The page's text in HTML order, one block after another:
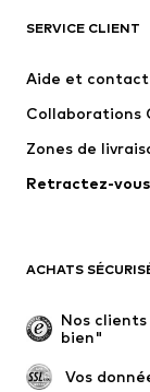
Nouveautés
Lingerie
Manteaux
Occasions
Remise à neuf
SERVICE CLIENT
Aide et contact
Collaborations
Zones de
Retractez-
ACHATS
Nos
bien"
Vos